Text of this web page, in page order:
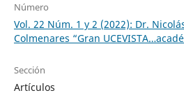
Número
Vol. 22 Núm. 1 y 2 (2022): Dr.
Colmenares “Gran
Sección
Artículos